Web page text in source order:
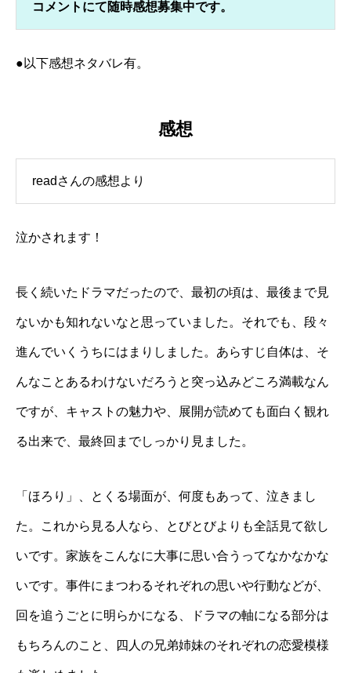
コメントにて随時感想募集中です。
●以下感想ネタバレ有。
感想
readさんの感想より
泣かされます！
長く続いたドラマだったので、最初の頃は、最後まで見
ないかも知れないなと思っていました。それでも、段々
進んでいくうちにはまりしました。あらすじ自体は、そ
んなことあるわけないだろうと突っ込みどころ満載なん
ですが、キャストの魅力や、展開が読めても面白く観れ
る出来で、最終回までしっかり見ました。
「ほろり」、とくる場面が、何度もあって、泣きまし
た。これから見る人なら、とびとびよりも全話見て欲し
いです。家族をこんなに大事に思い合うってなかなかな
いです。事件にまつわるそれぞれの思いや行動などが、
回を追うごとに明らかになる、ドラマの軸になる部分は
もちろんのこと、四人の兄弟姉妹のそれぞれの恋愛模様